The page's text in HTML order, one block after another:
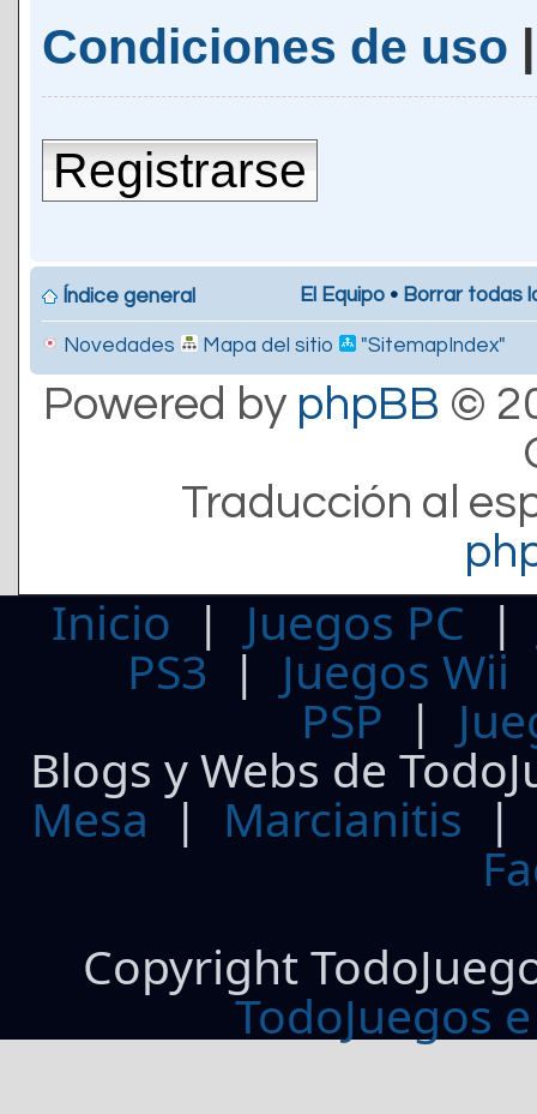
Condiciones de uso
Registrarse
Índice general El Equipo • Borrar todas
Novedades Mapa del sitio "SitemapIndex"
Powered by phpBB ©
Traducción al
Inicio | Juegos PC
PS3| Juegos Wii
PSP |
Blogs y Webs de
Mesa | Marcianitis |
Copyright
TodoJuegos